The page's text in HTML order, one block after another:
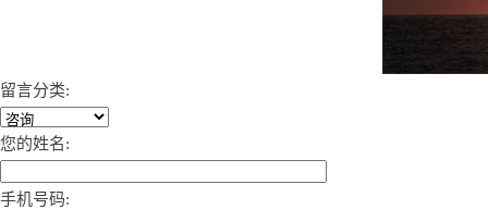
留言分类:
您的姓名:
手机号码: